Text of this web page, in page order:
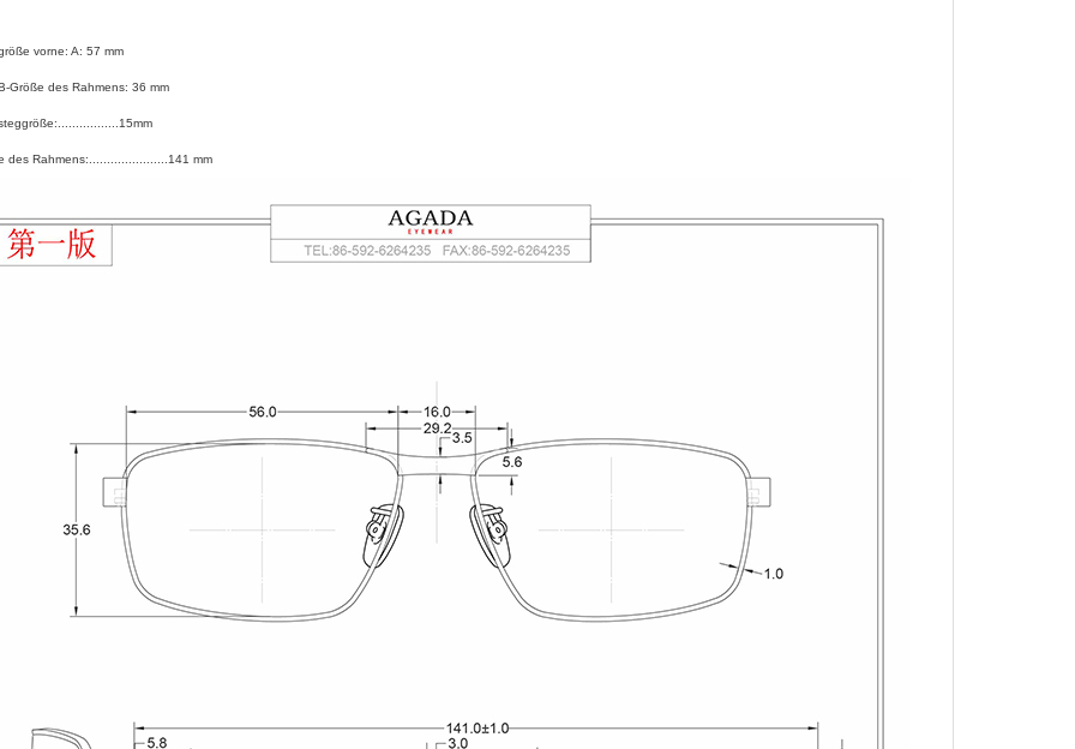
vorne: A: 57 mm
Größe des Rahmens: 36 mm
des Rahmens:......................141 mm